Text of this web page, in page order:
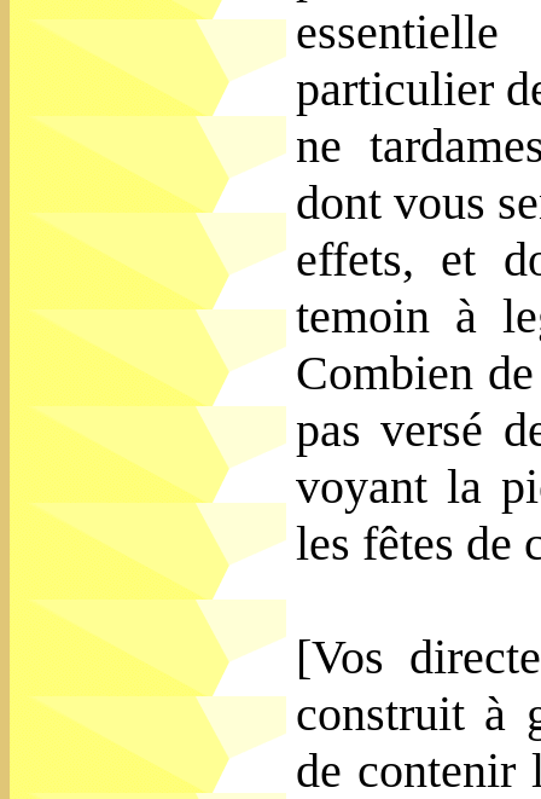
particulier
ne
dont vous
effets, et
temoin à
Combien
pas versé
voyant la
les fêtes
[Vos
construit à
de contenir